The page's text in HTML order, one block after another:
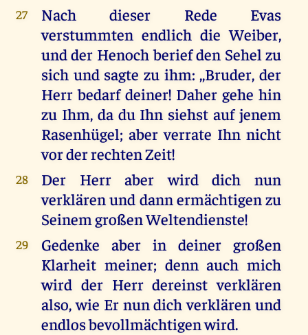
27
Nach dieser Rede Evas
verstummten endlich die Weiber,
und der Henoch berief den Sehel zu
sich und sagte zu ihm: ,,Bruder, der
Herr bedarf deiner! Daher gehe hin
zu Ihm, da du Ihn siehst auf jenem
Rasenhügel; aber verrate Ihn nicht
vor der rechten Zeit!
28
Der Herr aber wird dich nun
verklären und dann ermächtigen zu
Seinem großen Weltendienste!
29
Gedenke aber in deiner großen
Klarheit meiner; denn auch mich
wird der Herr dereinst verklären
also, wie Er nun dich verklären und
endlos bevollmächtigen wird.